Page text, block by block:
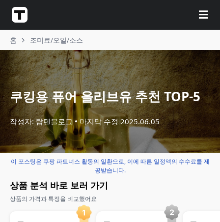
☰
홈 조미료/오일/소스
쿠킹용 퓨어 올리브유 추천 TOP-5
작성자: 탑텐블로그 마지막 수정2025.06.05
이 포스팅은 쿠팡 파트너스 활동의 일환으로, 이에 따른 일정액의 수수료를 제
공받습니다.
상품 분석 바로 보러 가기
상품의 가격과 특징을 비교했어요